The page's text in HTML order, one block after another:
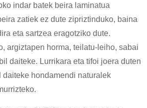
indar batek beira laminatua
zatiek ez dute zipriztinduko, baina
eta sartzea eragotziko dute.
argiztapen horma, teilatu-leiho, sabai
daiteke. Lurrikara eta tifoi joera duten
daiteke hondamendi naturalek